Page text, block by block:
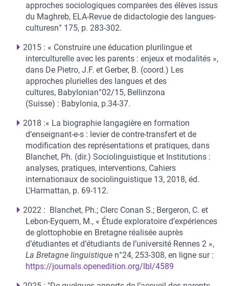
approches sociologiques comparées des élèves issus
du Maghreb, ELA-Revue de didactologie des langues-
culturesn° 175, p. 283-302.
2015 : « Construire une éducation plurilingue et
interculturelle avec les parents : enjeux et modalités »,
dans De Pietro, J.F. et Gerber, B. (coord.) Les
approches plurielles des langues et des
cultures, Babylonian°02/15, Bellinzona
(Suisse) : Babylonia, p.34-37.
2018 :« La biographie langagière en formation
d‘enseignant-e-s : levier de contre-transfert et de
modification des représentations et pratiques, dans
Blanchet, Ph. (dir.) Sociolinguistique et Institutions :
analyses, pratiques, interventions, Cahiers
internationaux de sociolinguistique 13, 2018, éd.
L'Harmattan, p. 69-112.
2022 : Blanchet, Ph.; Clerc Conan S.; Bergeron, C. et
Lebon-Eyquem, M., « Étude exploratoire d’expériences
de glottophobie en Bretagne réalisée auprès
d’étudiantes et d’étudiants de l’université Rennes 2 »,
La Bretagne linguistique n°24, 253-308, en ligne sur :
https://journals.openedition.org/lbl/4589